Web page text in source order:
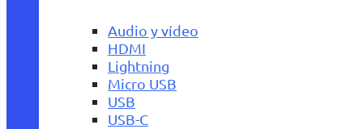
Audio y vídeo
HDMI
Lightning
Micro USB
USB
USB-C